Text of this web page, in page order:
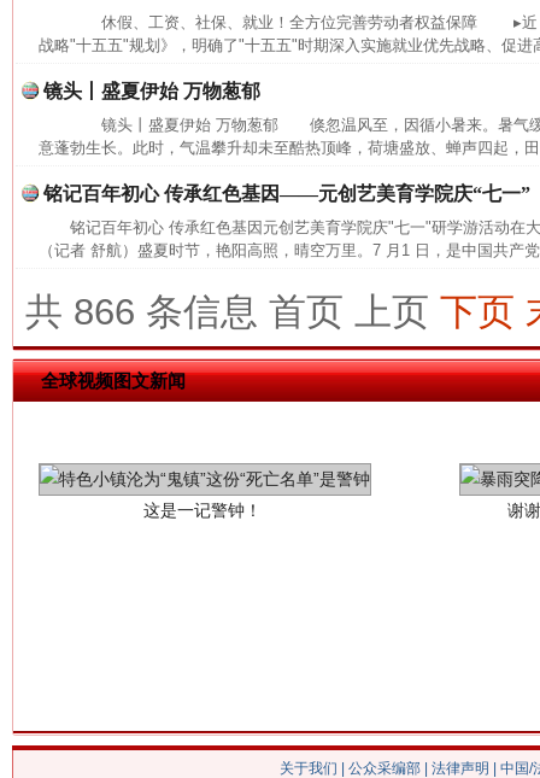
休假、工资、社保、就业！全方位完善劳动者权益保障 ▸近
战略"十五五"规划》，明确了"十五五"时期深入实施就业优先战略、促进
镜头丨盛夏伊始 万物葱郁
镜头丨盛夏伊始 万物葱郁 倏忽温风至，因循小暑来。暑气缓
意蓬勃生长。此时，气温攀升却未至酷热顶峰，荷塘盛放、蝉声四起，
铭记百年初心 传承红色基因——元创艺美育学院庆“七一”
铭记百年初心 传承红色基因元创艺美育学院庆"七一"研学游活动
（记者 舒航）盛夏时节，艳阳高照，晴空万里。7 月1 日，是中国共产
共 866 条信息 首页 上页 下页
全球视频图文新闻
网上购药对药下症？
这是一记警钟！ 谢
在谋一域中谋全局
关于我们 公众采编部 法律声明 | 中国